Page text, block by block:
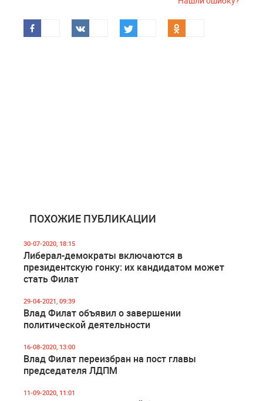
ПОХОЖИЕ ПУБЛИКАЦИИ
30-07-2020, 18:15
Либерал-демократы включаются в
президентскую гонку: их кандидатом может
стать Филат
29-04-2021, 09:39
Влад Филат объявил о завершении
политической деятельности
16-08-2020, 13:00
Влад Филат переизбран на пост главы
председателя ЛДПМ
11-09-2020, 11:01